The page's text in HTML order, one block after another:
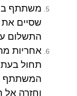
משתתף
שסיים
התשלום
אחריות
תחול בעת
המשתתף
וחזרה אל